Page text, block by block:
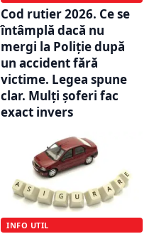
Cod rutier 2026. Ce se
întâmplă dacă nu
mergi la Poliție după
un accident fără
victime. Legea spune
clar. Mulți șoferi fac
exact invers
INFO UTIL